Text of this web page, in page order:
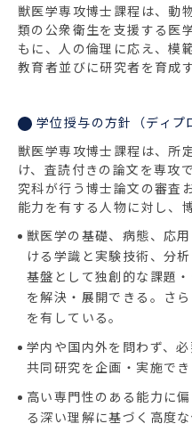
獣医学専攻博士課程は、動
類の公衆衛生を支援する医
もに、人の倫理に応え、模
教育者並びに研究者を育成す
学位授与の方針（ディプ
獣医学専攻博士課程は、所
け、査読付きの論文を専攻
究科が行う博士論文の審査
能力を有する人物に対し、
獣医学の基礎、病態、応
ける学識と実験技術、分
基盤として独創的な課題
を解決・展開できる。さ
を有している。
学内や国内外を問わず、
共同研究を企画・実施で
高い専門性のある能力に
る深い理解に基づく高度